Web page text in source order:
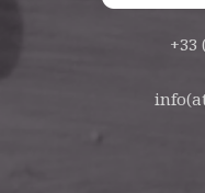
+33